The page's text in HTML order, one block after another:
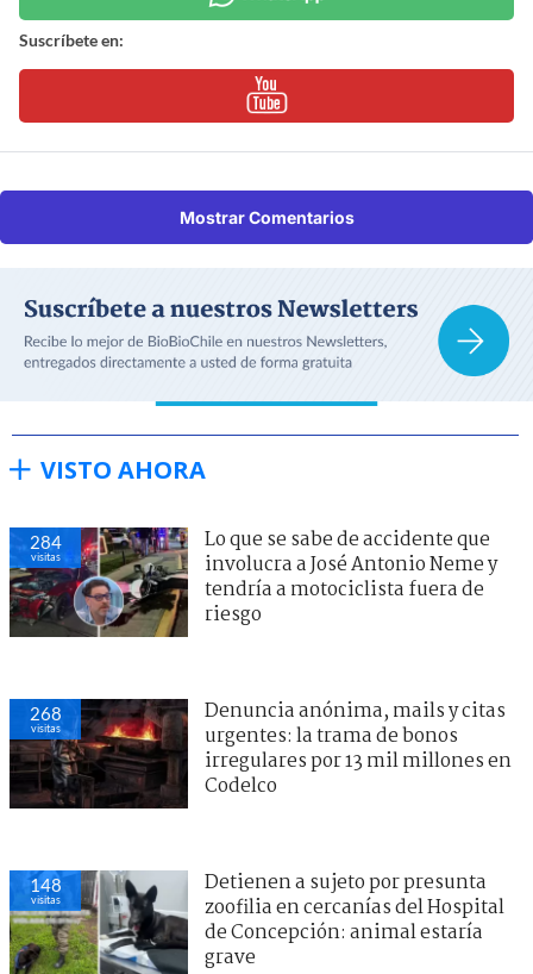
Suscríbete en:
Mostrar Comentarios
VISTO AHORA
268
visitas
Denuncia anónima, mails y citas
urgentes: la trama de bonos
irregulares por 13 mil millones en
Codelco
283
visitas
Lo que se sabe de accidente que
involucra a José Antonio Neme y
tendría a motociclista fuera de
riesgo
147
visitas
Detienen a sujeto por presunta
zoofilia en cercanías del Hospital
de Concepción: animal estaría
grave